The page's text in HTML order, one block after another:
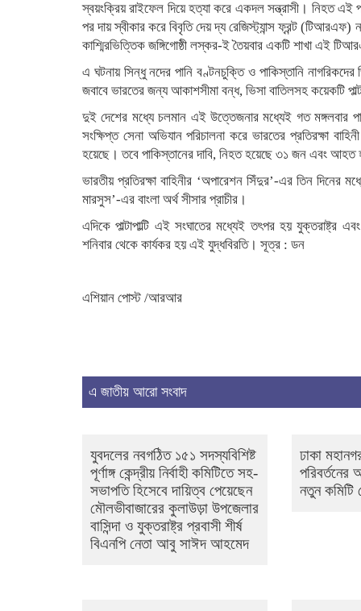
স্বয়ংক্রিয় রাইফেল দিয়ে হত্যা করে একদল সন্ত্রাসী। নিহত এই
পর দায় স্বীকার করে বিবৃতি দেয় দ্য রেজিস্ট্যান্স ফ্রন্ট (টিআরএফ)
কাশ্মিরভিত্তিক জঙ্গিগোষ্ঠী লস্কর-ই তৈয়বার একটি শাখা এই
এ ঘটনায় সিন্ধু নদের পানি বণ্টনচুক্তি ও পাকিস্তানি
জবাবে ভারতের জন্য আকাশসীমা বন্ধ, ভিসা বাতিলসহ কয়েকটি
দুই দেশের মধ্যে চলমান এই উত্তেজনার মধ্যেই গত মঙ্গলবার
সংক্ষিপ্ত সেনা অভিযান পরিচালনা করে ভারতের প্রতিরক্ষা
হয়েছে। তবে পাকিস্তানের দাবি, নিহত হয়েছে ৩১ জন এবং
ভারতীয় প্রতিরক্ষা বাহিনীর ‘অপারেশন সিঁদুর’-এর তিন
মারসুস’-এর বাংলা অর্থ সীসার প্রাচীর।
এদিকে পাল্টাপাল্টি এই সংঘাতের মধ্যেই তৎপর হয় যুক্তরাষ্ট্র
শনিবার থেকে কার্যকর হয় এই যুদ্ধবিরতি। সূত্র : ডন
এশিয়ান পোস্ট /আরআর
এ জাতীয় আরো সংবাদ
যুবদলের নবগঠিত ১৫১ সদস্যবিশিষ্ট
পূর্ণাঙ্গ কেন্দ্রীয় নির্বাহী কমিটিতে সহ-
সভাপতি হিসেবে দায়িত্ব পেয়েছেন
মৌলভীবাজারের কুলাউড়া উপজেলার
বাসিন্দা ও যুক্তরাষ্ট্র প্রবাসী শীর্ষ
বিএনপি নেতা আবু সাঈদ আহমেদ
ঢাকা
নতুন কমিটি